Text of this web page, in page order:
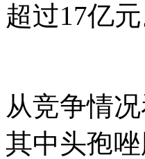
超过17亿元
从竞争情
其中头孢